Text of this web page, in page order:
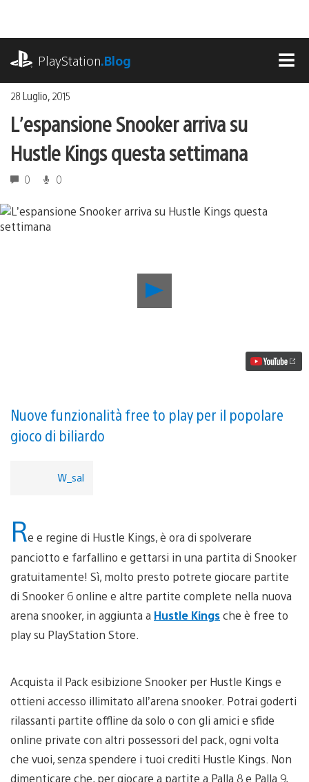
contenuto
PlayStation.Blog
28 Luglio, 2015
L’espansione Snooker arriva su
Hustle Kings questa settimana
0 0
L’espansione
Nuove funzionalità free to play per il popolare
gioco di biliardo
W_sal
Re e regine di Hustle Kings, è ora di spolverare
panciotto e farfallino e gettarsi in una partita di Snooker
gratuitamente! Sì, molto presto potrete giocare partite
di Snooker 6 online e altre partite complete nella nuova
arena snooker, in aggiunta a Hustle Kingsche è free to
play su PlayStation Store.
Acquista il Pack esibizione Snooker per Hustle Kings e
ottieni accesso illimitato all’arena snooker. Potrai goderti
rilassanti partite offline da solo o con gli amici e sfide
online private con altri possessori del pack, ogni volta
che vuoi, senza spendere i tuoi crediti Hustle Kings. Non
dimenticare che, per giocare a partite a Palla 8 e Palla 9,